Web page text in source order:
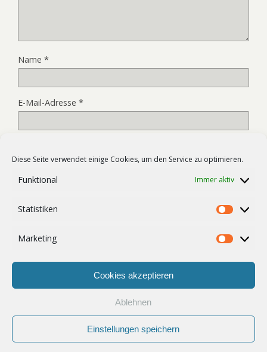
Diese Seite verwendet einige Cookies, um den Service zu optimieren.
Funktional Immer aktiv
Statistiken
Marketing
Cookies akzeptieren
Ablehnen
Einstellungen speichern
Name *
E-Mail-Adresse *
meinen nächsten Kommentar speichern.
Zum Seitenanfang
Mobil Desktop